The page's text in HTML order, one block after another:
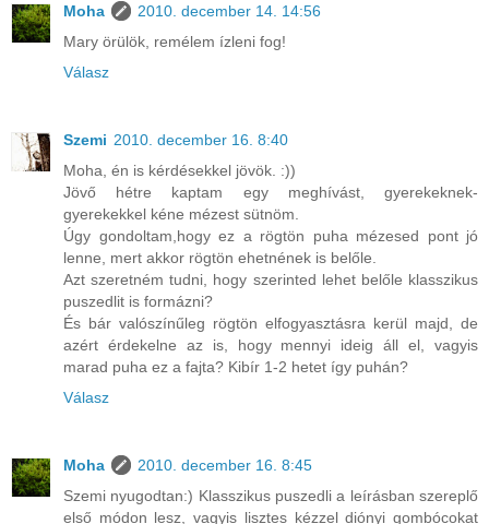
Moha
2010. december 14. 14:56
Mary örülök, remélem ízleni fog!
Válasz
Szemi 2010. december 16. 8:40
Moha, én is kérdésekkel jövök. :))
Jövő hétre kaptam egy meghívást, gyerekeknek-
gyerekekkel kéne mézest sütnöm.
Úgy gondoltam,hogy ez a rögtön puha mézesed pont jó
lenne, mert akkor rögtön ehetnének is belőle.
Azt szeretném tudni, hogy szerinted lehet belőle klasszikus
puszedlit is formázni?
És bár valószínűleg rögtön elfogyasztásra kerül majd, de
azért érdekelne az is, hogy mennyi ideig áll el, vagyis
marad puha ez a fajta? Kibír 1-2 hetet így puhán?
Válasz
Moha
2010. december 16. 8:45
Szemi nyugodtan:) Klasszikus puszedli a leírásban szereplő
első módon lesz, vagyis lisztes kézzel diónyi gombócokat